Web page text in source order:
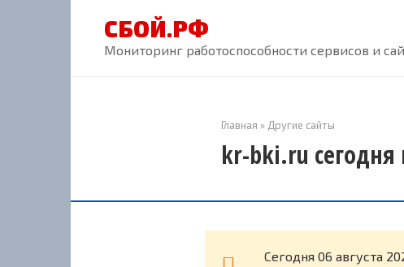
СБОЙ.РФ
Мониторинг работоспособности сервисов и
Главная » Другие сайты
kr-bki.ru сегодня
Cегодня 06 августа